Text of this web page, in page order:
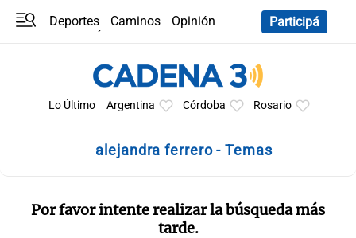
Deportes Caminos
Opinión
Participá
Lo Último Argentina Córdoba Rosario
alejandra ferrero - Temas
Por favor intente realizar la búsqueda más
tarde.